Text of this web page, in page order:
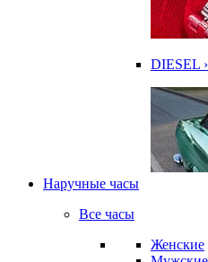
DIESEL ›
Наручные часы
Все часы
Женские